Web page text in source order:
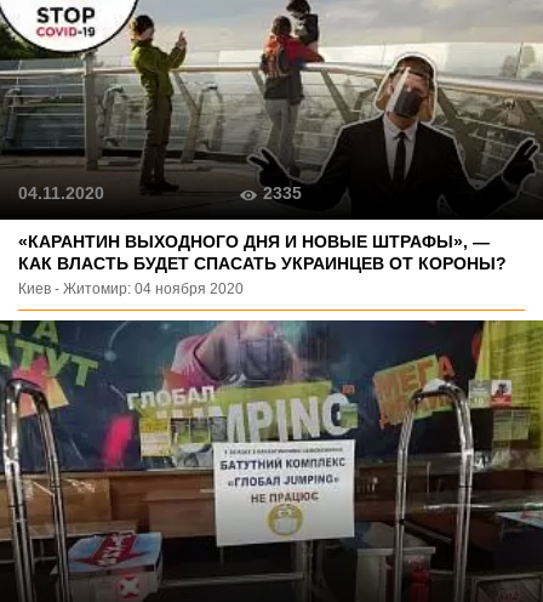
« КАРАНТИН ВЫХОДНОГО ДНЯ И НОВЫЕ ШТРАФЫ», —
КАК ВЛАСТЬ БУДЕТ СПАСАТЬ УКРАИНЦЕВ ОТ КОРОНЫ?
Киев - Житомир: 04 ноября 2020
04.11.2020 2335